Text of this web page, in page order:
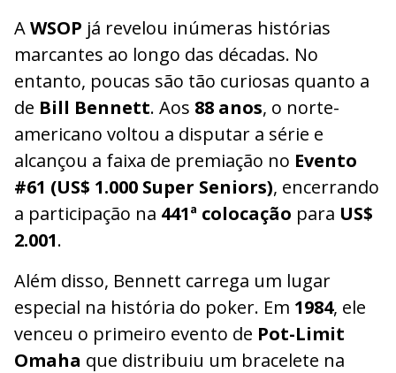
AWSOP já revelou inúmeras histórias
marcantes ao longo das décadas. No
entanto, poucas são tão curiosas quanto a
de Bill Bennett. Aos 88 anos, o norte-
americano voltou a disputar a série e
alcançou a faixa de premiação no Evento
#61 (US$ 1.000 Super Seniors), encerrando
a participação na 441ª colocação para US$
2.001.
Além disso, Bennett carrega um lugar
especial na história do poker. Em 1984, ele
venceu o primeiro evento de Pot-Limit
Omaha que distribuiu um bracelete na